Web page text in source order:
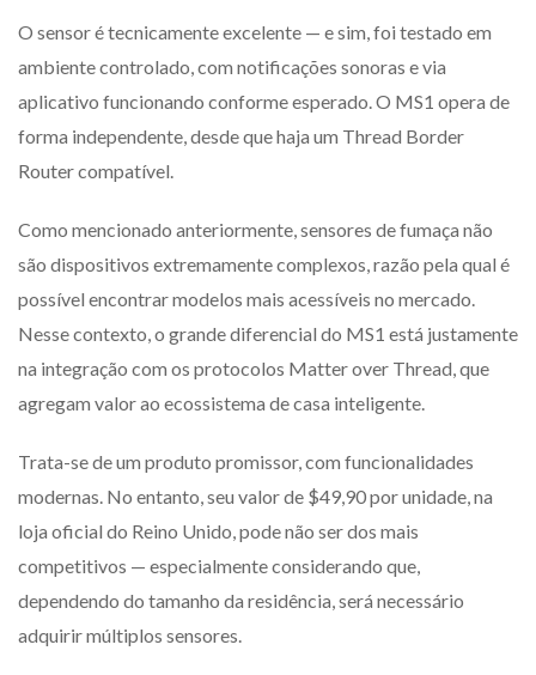
O sensor é tecnicamente excelente — e sim, foi testado em
ambiente controlado, com notificações sonoras e via
aplicativo funcionando conforme esperado. O MS1 opera de
forma independente, desde que haja um Thread Border
Router compatível.
Como mencionado anteriormente, sensores de fumaça não
são dispositivos extremamente complexos, razão pela qual é
possível encontrar modelos mais acessíveis no mercado.
Nesse contexto, o grande diferencial do MS1 está justamente
na integração com os protocolos Matter over Thread, que
agregam valor ao ecossistema de casa inteligente.
Trata-se de um produto promissor, com funcionalidades
modernas. No entanto, seu valor de $49,90 por unidade, na
loja oficial do Reino Unido, pode não ser dos mais
competitivos — especialmente considerando que,
dependendo do tamanho da residência, será necessário
adquirir múltiplos sensores.